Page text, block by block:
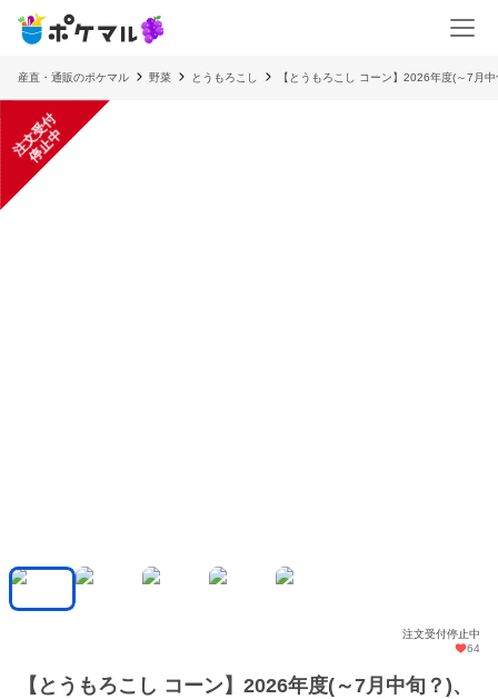
産直・通販のポケマル 野菜 とうもろこし 【とうもろこし コーン】2026年度(～7月
注
文
受
付
停
止
中
注文受付停止中
64
【とうもろこし コーン】2026年度(～7月中旬？)、